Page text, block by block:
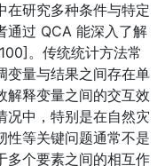
在研究多种条件与特定
通过 QCA 能深入了解
。传统统计方法常
变量与结果之间存在单
解释变量之间的交互效
况中，特别是在自然灾
性等关键问题通常不是
多个要素之间的相互作